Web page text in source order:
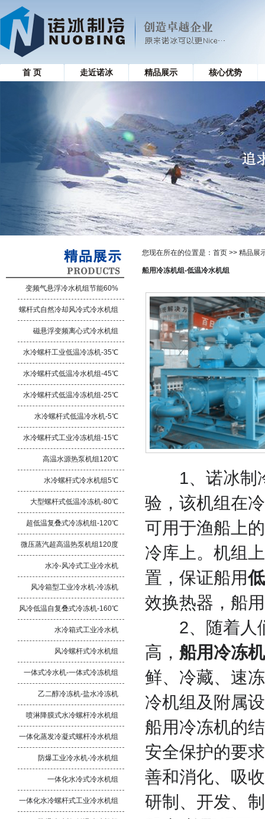
首 页 走近诺冰 精品展示 核心优势
变频气悬浮冷水机组节能60%
螺杆式自然冷却风冷式冷水机组
磁悬浮变频离心式冷水机组
水冷螺杆工业低温冷冻机-35℃
水冷螺杆式低温冷水机组-45℃
水冷螺杆式低温冷冻机组-25℃
水冷螺杆式低温冷水机-5℃
水冷螺杆式工业冷冻机组-15℃
高温水源热泵机组120℃
水冷螺杆式冷水机组5℃
大型螺杆式低温冷冻机-80℃
超低温复叠式冷冻机组-120℃
微压蒸汽超高温热泵机组120度
水冷-风冷式工业冷水机
风冷箱型工业冷水机-冷冻机
风冷低温自复叠式冷冻机-160℃
水冷箱式工业冷水机
风冷螺杆式冷水机组
一体式冷水机-一体式冷冻机组
乙二醇冷冻机-盐水冷冻机
喷淋降膜式水冷螺杆冷水机组
一体化蒸发冷凝式螺杆冷水机组
防爆工业冷水机-冷水机组
一体化水冷式冷水机组
一体化水冷螺杆式工业冷水机组
您现在所在的位置是： 首页 >> 精品展
船用冷冻机组-低温冷水机组
1、诺冰制
验，该机组在
可用于渔船上
冷库上。机组
置，保证船用
效换热器，船
2、随着人
高， 船用冷冻机
鲜、冷藏、速
冷机组及附属
船用冷冻机的
安全保护的要
善和消化、吸
研制、开发、